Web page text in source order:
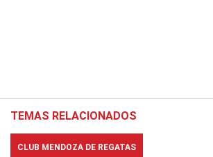
TEMAS RELACIONADOS
CLUB MENDOZA DE REGATAS